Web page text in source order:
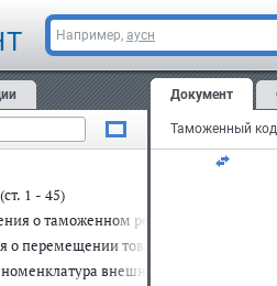
Например, аусн
1 - 45)
о таможенном регулировании в
о перемещении товаров через
внешнеэкономической
Документ